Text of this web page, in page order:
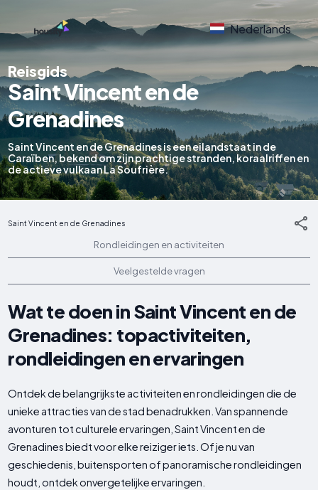
Nederlands
Reisgids
Saint Vincent en de
Grenadines
Saint Vincent en de Grenadines is een eilandstaat in de
Caraïben, bekend om zijn prachtige stranden, koraalriffen en
de actieve vulkaan La Soufrière.
Saint Vincent en de Grenadines
Rondleidingen en activiteiten
Veelgestelde vragen
Wat te doen in Saint Vincent en de
Grenadines: topactiviteiten,
rondleidingen en ervaringen
Ontdek de belangrijkste activiteiten en rondleidingen die de
unieke attracties van de stad benadrukken. Van spannende
avonturen tot culturele ervaringen, Saint Vincent en de
Grenadines biedt voor elke reiziger iets. Of je nu van
geschiedenis, buitensporten of panoramische rondleidingen
houdt, ontdek onvergetelijke ervaringen.